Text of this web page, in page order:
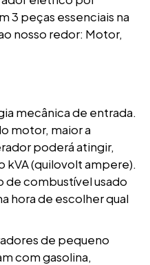
3 peças essenciais na
nosso redor: Motor,
mecânica de entrada.
motor, maior a
poderá atingir,
kVA (quilovolt ampere).
de combustível usado
hora de escolher qual
de pequeno
com gasolina,